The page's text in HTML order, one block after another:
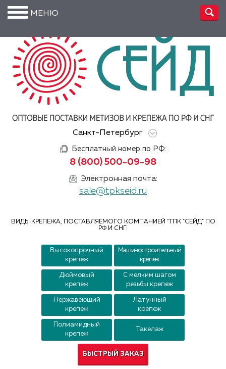
Санкт-Петербург
Бесплатный номер по РФ:
8 (800) 500-09-98
Электронная почта:
sale@tpkseid.ru
ВИДЫ КРЕПЕЖА, ПОСТАВЛЯЕМОГО КОМПАНИЕЙ "ТПК "СЕЙД" ПО
РФ И СНГ:
Высокопрочный
крепеж
Машиностроительный
крепеж
Дюймовый
крепеж
С мелким шагом
резьбы крепеж
Нержавеющий
крепеж
Латунный
крепеж
Полиамидный
крепеж
Такелаж
БЫСТРЫЙ ЗАКАЗ
МЕНЮ
О
компании
Производство
Доставка
Услуги
Информация